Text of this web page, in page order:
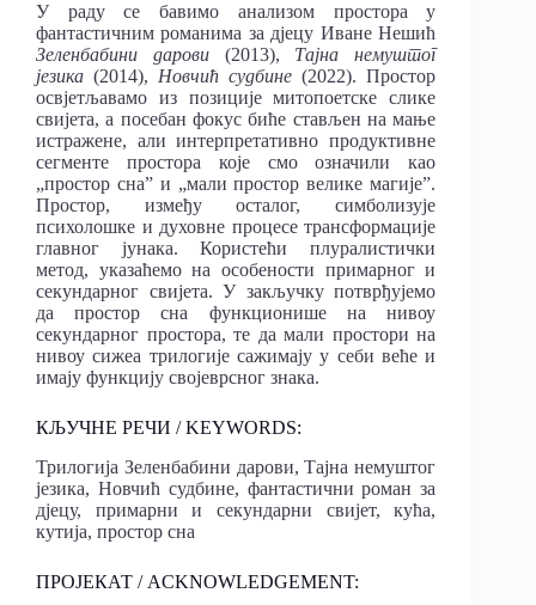
У раду се бавимо анализом простора у
фантастичним романима за дјецу Иване Нешић
Зеленбабини дарови (2013), Тајна немуштог
језика(2014), Новчић судбине(2022). Простор
освјетљавамо из позиције митопоетске слике
свијета, а посебан фокус биће стављен на мање
истражене, али интерпретативно продуктивне
сегменте простора које смо означили као
„простор сна” и „мали простор велике магијe”.
Простор, између осталог, симболизује
психолошке и духовне процесе трансформације
главног јунака. Користећи плуралистички
метод, указаћемо на особености примарног и
секундарног свијета. У закључку потврђујемо
да простор сна функционише на нивоу
секундарног простора, те да мали простори на
нивоу сижеа трилогије сажимају у себи веће и
имају функцију својеврсног знака.
КЉУЧНЕ РЕЧИ / KEYWORDS:
Трилогија Зеленбабини дарови, Тајна немуштог
језика, Новчић судбине, фантастични роман за
дјецу, примарни и секундарни свијет, кућа,
кутија, простор сна
ПРОЈЕКАТ / ACKNOWLEDGEMENT: